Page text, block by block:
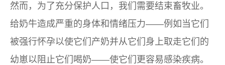
然而，为了充分保护人口，我们需要结束畜牧业。
给奶牛造成严重的身体和情绪压力——例如当它们
被强行怀孕以使它们产奶并从它们身上取走它们的
幼崽以阻止它们喝奶——使它们更容易感染疾病。